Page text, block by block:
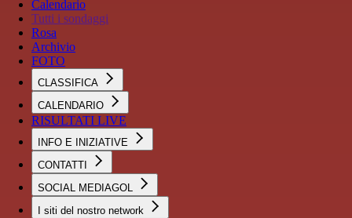
Calendario
Tutti i sondaggi
Rosa
Archivio
FOTO
CLASSIFICA
CALENDARIO
RISULTATI LIVE
INFO E INIZIATIVE
CONTATTI
SOCIAL MEDIAGOL
I siti del nostro network